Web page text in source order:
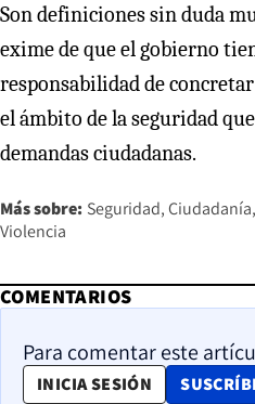
Son definiciones sin duda
exime de que el gobierno
responsabilidad de
el ámbito de la seguridad
demandas ciudadanas.
Más sobre: Seguridad Ciudadanía
Violencia
COMENTARIOS
Para comentar este
INICIA SESIÓN OPENS